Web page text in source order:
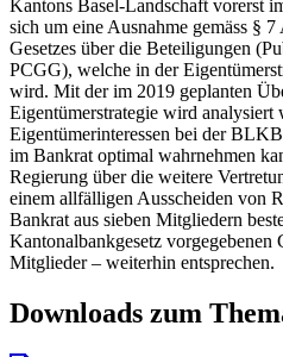
Kantons Basel-Landschaft vorerst
sich um eine Ausnahme gemäss §
Gesetzes über die Beteiligungen
PCGG), welche in der
wird. Mit der im 2019 geplanten
Eigentümerstrategie wird
Eigentümerinteressen bei der
im Bankrat optimal wahrnehmen
Regierung über die weitere
einem allfälligen Ausscheiden von
Bankrat aus sieben Mitgliedern
Kantonalbankgesetz vorgegebenen
Mitglieder – weiterhin entsprechen.
Downloads zum